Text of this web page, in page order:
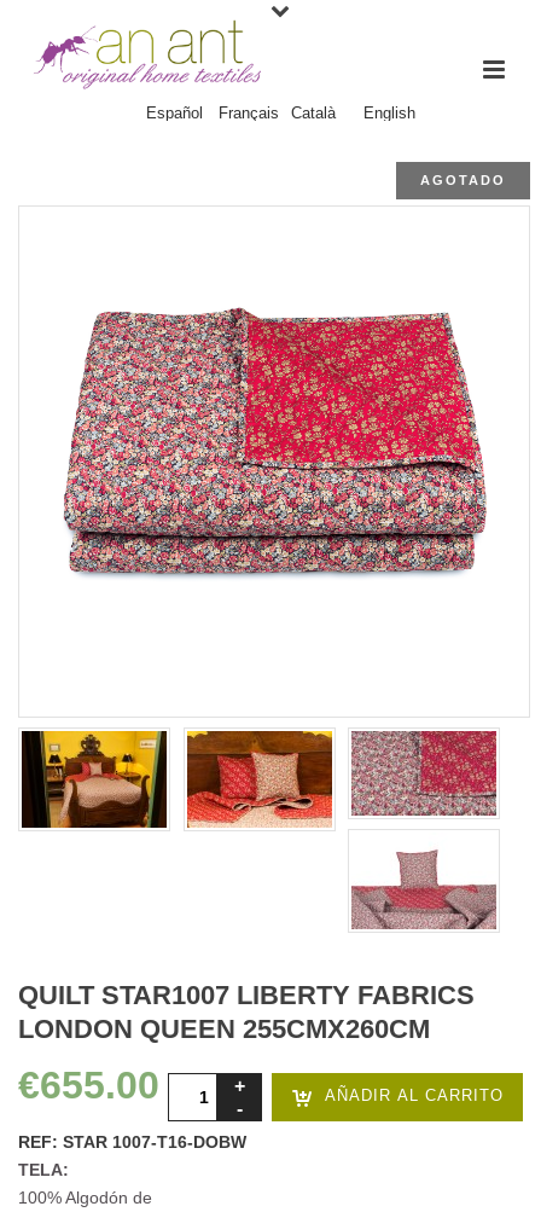
English
Català
Français
Español
QUILT STAR1007 LIBERTY FABRICS
LONDON QUEEN 255CMX260CM
AÑADIR AL CARRITO
€655.00
REF: STAR 1007-T16-DOBW
TELA:
100% Algodón de
AGOTADO